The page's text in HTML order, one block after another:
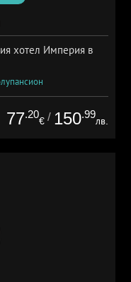
хотел Империя в
77.20
€ / 150.99
лв.